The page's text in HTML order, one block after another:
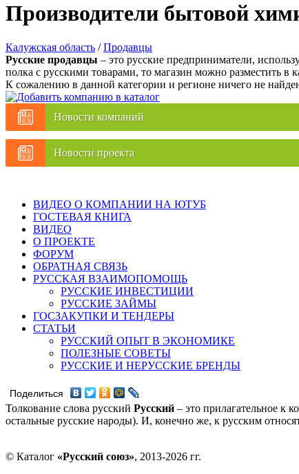
Производители бытовой
Калужская область /Продавцы
Русские продавцы – это русские предприниматели,
полка с русскими товарами, то магазин можно разместить в
К сожалению в данной категории и регионе ничего не
Новости компаний
Новости проекта
ВИДЕО О КОМПАНИИ НА ЮТУБ
ГОСТЕВАЯ КНИГА
ВИДЕО
О ПРОЕКТЕ
ФОРУМ
ОБРАТНАЯ СВЯЗЬ
РУССКАЯ ВЗАИМОПОМОЩЬ
РУССКИЕ ИНВЕСТИЦИИ
РУССКИЕ ЗАЙМЫ
ГОСЗАКУПКИ И ТЕНДЕРЫ
СТАТЬИ
РУССКИЙ ОПЫТ В ЭКОНОМИКЕ
ПОЛЕЗНЫЕ СОВЕТЫ
РУССКИЕ И НЕРУССКИЕ БРЕНДЫ
Поделиться
Толкование слова русский Русский – это прилагательное к
остальные русские народы). И, конечно же, к русским
© Каталог «Русский союз», 2013-2026 гг.